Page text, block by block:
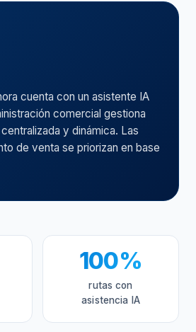
cuenta con un asistente IA
comercial gestiona
y dinámica. Las
de venta se priorizan en base
100%
rutas con
asistencia IA